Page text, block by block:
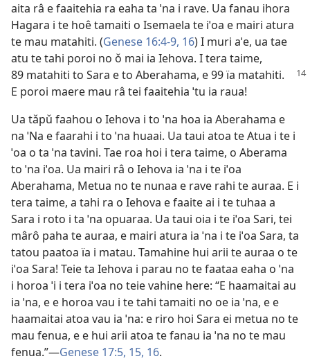
aita râ e faaitehia ra eaha ta ˈna i rave. Ua fanau ihora
Hagara i te hoê tamaiti o Isemaela te iˈoa e mairi atura
te mau matahiti. (Genese 16:4-9, 16) I muri aˈe, ua tae
atu te tahi poroi no ǒ mai ia Iehova. I tera taime,
89 matahiti to Sara e to Aberahama, e 99 ïa matahiti.
E poroi maere mau râ tei faaitehia ˈtu ia raua!
Ua tǎpǔ faahou o Iehova i to ˈna hoa ia Aberahama e
na ˈNa e faarahi i to ˈna huaai. Ua taui atoa te Atua i te i
ˈoa o ta ˈna tavini. Tae roa hoi i tera taime, o Aberama
to ˈna iˈoa. Ua mairi râ o Iehova ia ˈna i te iˈoa
Aberahama, Metua no te nunaa e rave rahi te auraa. E i
tera taime, a tahi ra o Iehova e faaite ai i te tuhaa a
Sara i roto i ta ˈna opuaraa. Ua taui oia i te iˈoa Sari, tei
mârô paha te auraa, e mairi atura ia ˈna i te iˈoa Sara, ta
tatou paatoa ïa i matau. Tamahine hui arii te auraa o te
iˈoa Sara! Teie ta Iehova i parau no te faataa eaha o ˈna
i horoa ˈi i tera iˈoa no teie vahine here: “E haamaitai au
ia ˈna, e e horoa vau i te tahi tamaiti no oe ia ˈna, e e
haamaitai atoa vau ia ˈna: e riro hoi Sara ei metua no te
mau fenua, e e hui arii atoa te fanau ia ˈna no te mau
fenua.”—Genese 17:5, 15, 16.